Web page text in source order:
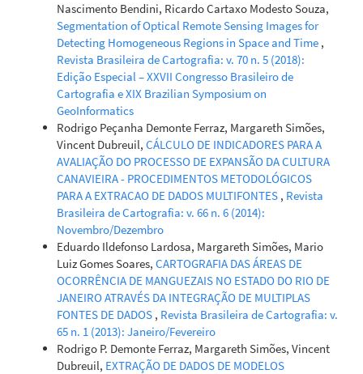
Nascimento Bendini, Ricardo Cartaxo Modesto Souza,
Segmentation of Optical Remote Sensing Images for
Detecting Homogeneous Regions in Space and Time ,
Revista Brasileira de Cartografia: v. 70 n. 5 (2018):
Edição Especial – XXVII Congresso Brasileiro de
Cartografia e XIX Brazilian Symposium on
GeoInformatics
Rodrigo Peçanha Demonte Ferraz, Margareth Simões,
Vincent Dubreuil, CÁLCULO DE INDICADORES PARA A
AVALIAÇÃO DO PROCESSO DE EXPANSÃO DA CULTURA
CANAVIEIRA - PROCEDIMENTOS METODOLÓGICOS
PARA A EXTRACAO DE DADOS MULTIFONTES , Revista
Brasileira de Cartografia: v. 66 n. 6 (2014):
Novembro/Dezembro
Eduardo Ildefonso Lardosa, Margareth Simões, Mario
Luiz Gomes Soares, CARTOGRAFIA DAS ÁREAS DE
OCORRÊNCIA DE MANGUEZAIS NO ESTADO DO RIO DE
JANEIRO ATRAVÉS DA INTEGRAÇÃO DE MULTIPLAS
FONTES DE DADOS , Revista Brasileira de Cartografia: v.
65 n. 1 (2013): Janeiro/Fevereiro
Rodrigo P. Demonte Ferraz, Margareth Simões, Vincent
Dubreuil, EXTRAÇÃO DE DADOS DE MODELOS